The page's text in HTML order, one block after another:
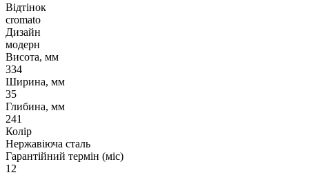
Відтінок
cromato
Дизайн
модерн
Висота, мм
334
Ширина, мм
35
Глибина, мм
241
Колір
Нержавіюча сталь
Гарантійний термін (міс)
12